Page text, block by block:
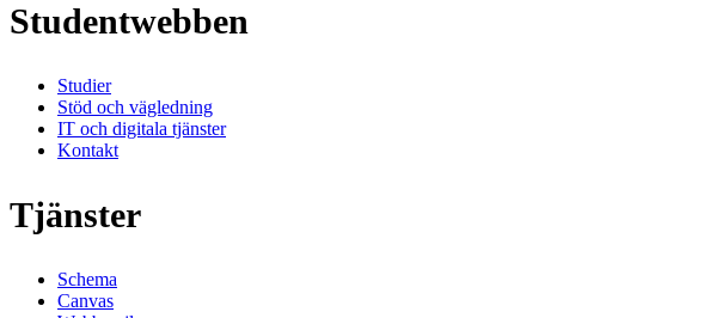
Studentwebben
Studier
Stöd och vägledning
IT och digitala tjänster
Kontakt
Tjänster
Schema
Canvas